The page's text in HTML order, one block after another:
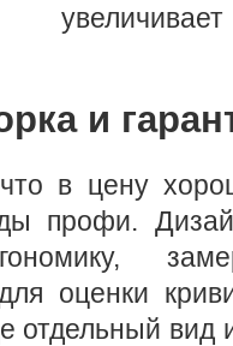
и
в цену
профи.
оценки
отдельный вид